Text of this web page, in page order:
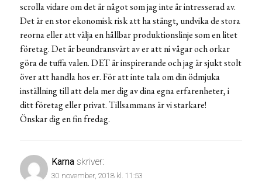
scrolla vidare om det är något som jag inte är intresserad av.
Det är en stor ekonomisk risk att ha stängt, undvika de stora
reorna eller att välja en hållbar produktionslinje som en litet
företag. Det är beundransvärt av er att ni vågar och orkar
göra de tuffa valen. DET är inspirerande och jag är sjukt stolt
över att handla hos er. För att inte tala om din ödmjuka
inställning till att dela mer dig av dina egna erfarenheter, i
ditt företag eller privat. Tillsammans är vi starkare!
Önskar dig en fin fredag.
Karna skriver:
30 november, 2018 kl. 11:53